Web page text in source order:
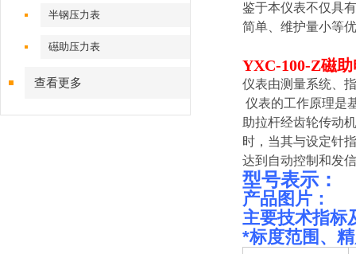
半钢压力表
礠助压力表
查看更多
鉴于本仪表不仅具
简单、维护量小等
YXC-100-Z磁
仪表由测量系统、
仪表的工作原理是
助拉杆经齿轮传动
时，当其与设定针
达到自动控制和发
型号表示：
产品图片：
主要技术指标
*标度范围、